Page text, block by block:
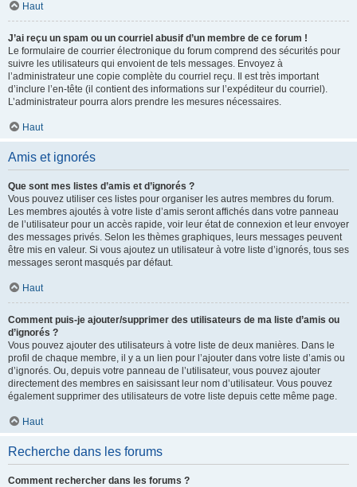
Haut
J’ai reçu un spam ou un courriel abusif d’un membre de ce forum !
Le formulaire de courrier électronique du forum comprend des sécurités pour
suivre les utilisateurs qui envoient de tels messages. Envoyez à
l’administrateur une copie complète du courriel reçu. Il est très important
d’inclure l’en-tête (il contient des informations sur l’expéditeur du courriel).
L’administrateur pourra alors prendre les mesures nécessaires.
Haut
Amis et ignorés
Que sont mes listes d’amis et d’ignorés ?
Vous pouvez utiliser ces listes pour organiser les autres membres du forum.
Les membres ajoutés à votre liste d’amis seront affichés dans votre panneau
de l’utilisateur pour un accès rapide, voir leur état de connexion et leur envoyer
des messages privés. Selon les thèmes graphiques, leurs messages peuvent
être mis en valeur. Si vous ajoutez un utilisateur à votre liste d’ignorés, tous ses
messages seront masqués par défaut.
Haut
Comment puis-je ajouter/supprimer des utilisateurs de ma liste d’amis ou
d’ignorés ?
Vous pouvez ajouter des utilisateurs à votre liste de deux manières. Dans le
profil de chaque membre, il y a un lien pour l’ajouter dans votre liste d’amis ou
d’ignorés. Ou, depuis votre panneau de l’utilisateur, vous pouvez ajouter
directement des membres en saisissant leur nom d’utilisateur. Vous pouvez
également supprimer des utilisateurs de votre liste depuis cette même page.
Haut
Recherche dans les forums
Comment rechercher dans les forums ?